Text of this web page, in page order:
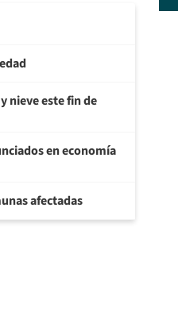
nieve este fin de
en economía
afectadas